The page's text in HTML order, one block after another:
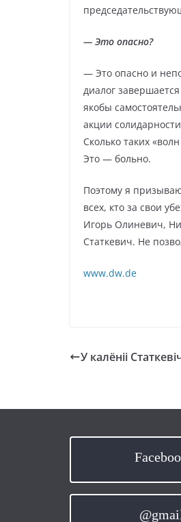
— Это опасно?
— Это опасно и
диалог
якобы
акции
Сколько таких
Это — больно.
Поэтому я
всех, кто за свои
Игорь Олиневич,
Статкевич. Не
www.dw.de
У калёніі